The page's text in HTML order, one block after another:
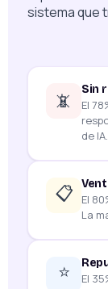
sistema que
📵 Sin
El
de IA.
📋
El
La
⭐
El